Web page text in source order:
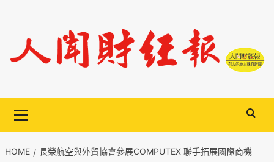
content
Menu
HOME 長榮航空與外貿協會參展COMPUTEX 聯手拓展國際商機